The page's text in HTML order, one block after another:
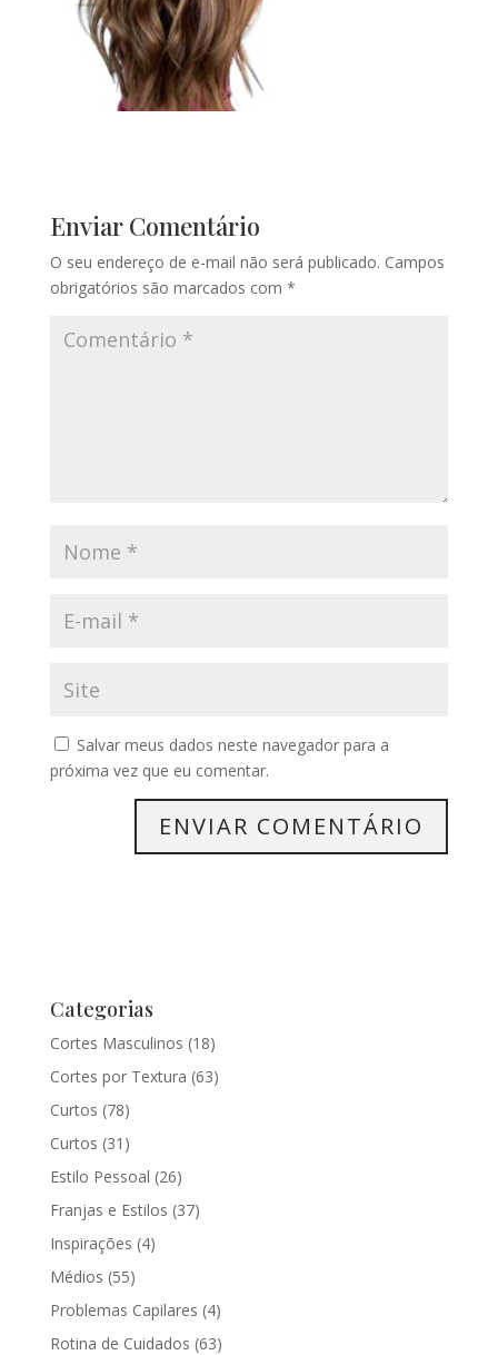
Enviar Comentário
O seu endereço de e-mail não será publicado. Campos
obrigatórios são marcados com *
Salvar meus dados neste navegador para a
próxima vez que eu comentar.
Categorias
Cortes Masculinos (18)
Cortes por Textura (63)
Curtos (78)
Curtos (31)
Estilo Pessoal (26)
Franjas e Estilos (37)
Inspirações (4)
Médios (55)
Problemas Capilares (4)
Rotina de Cuidados (63)